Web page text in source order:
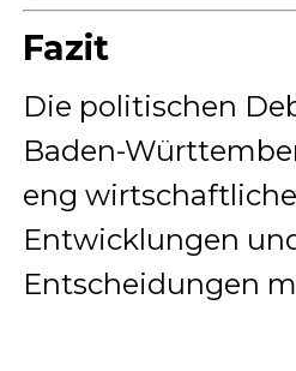
Fazit
Die politischen
Baden-
eng wirtschaftliche
Entwicklungen
Entscheidungen